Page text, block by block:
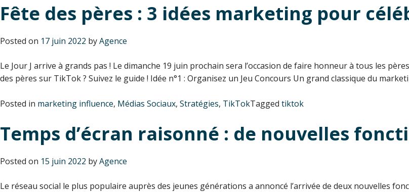
Fête des pères : 3 idées marketing pour
Posted on 17 juin 2022 byAgence
Le Jour J arrive à grands pas ! Le dimanche 19 juin prochain sera l’occasion de faire honneur à tous les
des pères sur TikTok ? Suivez le guide ! Idée n°1 : Organisez un Jeu Concours Un grand classique du
Posted in marketing influence, Médias Sociaux, Stratégies, TikTokTagged tiktok
Temps d’écran raisonné : de nouvelles
Posted on 15 juin 2022 byAgence
Le réseau social le plus populaire auprès des jeunes générations a annoncé l’arrivée de deux nouvelles